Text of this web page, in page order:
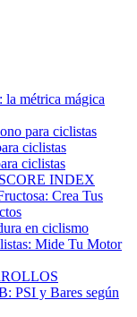
la métrica mágica
para ciclistas
ciclistas
ciclistas
INDEX
Crea Tus
en ciclismo
Mide Tu Motor
PSI y Bares según